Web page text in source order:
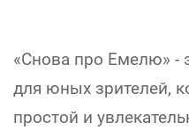
«Снова про Емелю» -
для юных зрителей,
простой и